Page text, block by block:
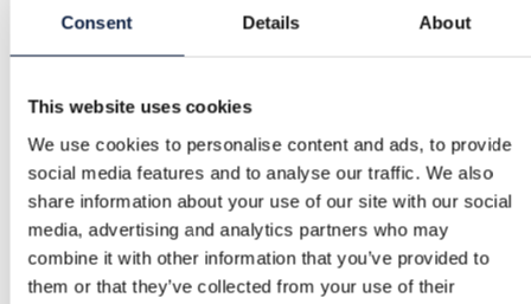
Consent Details About
This website uses cookies
We use cookies to personalise content and ads, to provide
social media features and to analyse our traffic. We also
share information about your use of our site with our social
media, advertising and analytics partners who may
combine it with other information that you’ve provided to
them or that they’ve collected from your use of their
Les fonds sont retenus jusqu'à confirmation que l'article
est conforme.
Support
Aide rapide quand vous en avez besoin